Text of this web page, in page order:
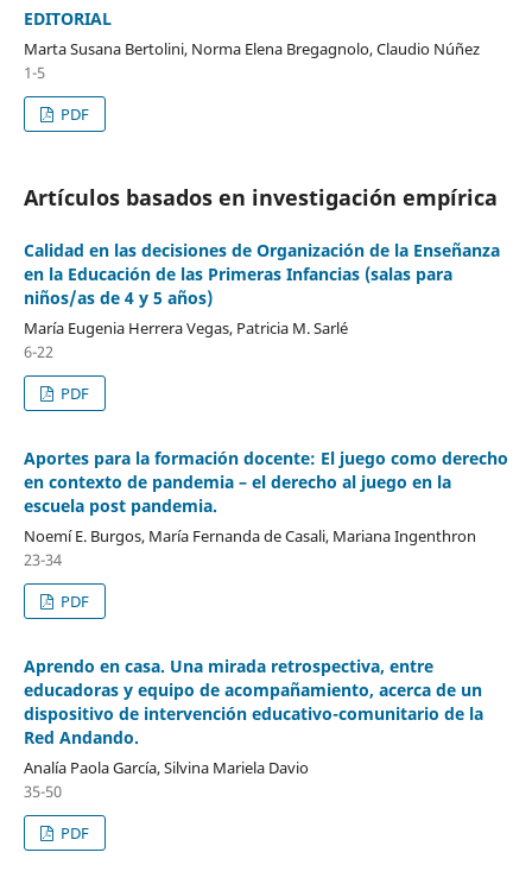
EDITORIAL
Marta Susana Bertolini, Norma Elena Bregagnolo, Claudio Núñez
1-5
PDF
Artículos basados en investigación empírica
Calidad en las decisiones de Organización de la Enseñanza
en la Educación de las Primeras Infancias (salas para
niños/as de 4 y 5 años)
María Eugenia Herrera Vegas, Patricia M. Sarlé
6-22
PDF
Aportes para la formación docente: El juego como derecho
en contexto de pandemia – el derecho al juego en la
escuela post pandemia.
Noemí E. Burgos, María Fernanda de Casali, Mariana Ingenthron
23-34
PDF
Aprendo en casa. Una mirada retrospectiva, entre
educadoras y equipo de acompañamiento, acerca de un
dispositivo de intervención educativo-comunitario de la
Red Andando.
Analía Paola García, Silvina Mariela Davio
35-50
PDF